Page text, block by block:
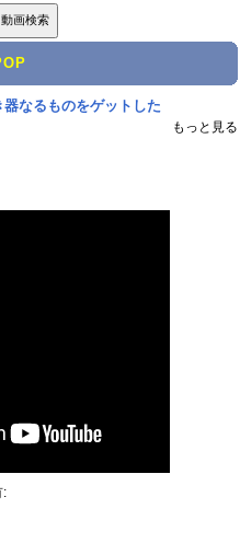
なるものをゲットした
もっと見る
: